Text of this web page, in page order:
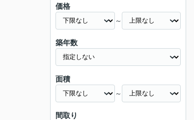
価格
～
築年数
面積
～
間取り